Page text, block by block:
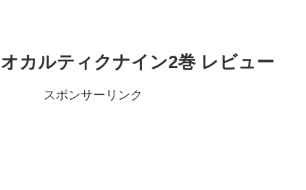
カルティクナイン2巻 レビュー
スポンサーリンク